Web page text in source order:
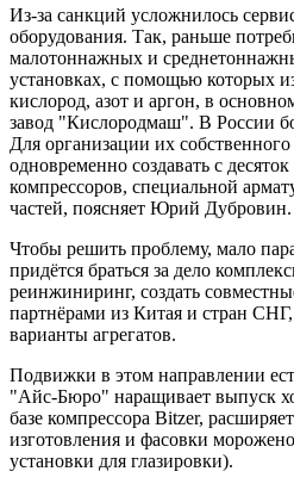
Из-за санкций усложнилось
оборудования. Так, раньше
малотоннажных и
установках, с помощью которых
кислород, азот и аргон, в
завод "Кислородмаш". В России
Для организации их
одновременно создавать с
компрессоров, специальной
частей, поясняет Юрий Дубровин.
Чтобы решить проблему, мало
придётся браться за дело
реинжиниринг, создать
партнёрами из Китая и стран
варианты агрегатов.
Подвижки в этом направлении
"Айс-Бюро" наращивает выпуск
базе компрессора Bitzer,
изготовления и фасовки
установки для глазировки).